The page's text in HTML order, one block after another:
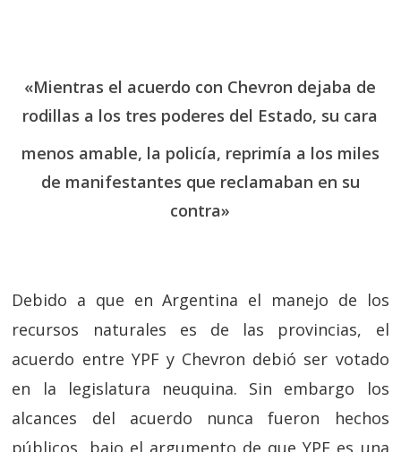
«Mientras el acuerdo con Chevron dejaba de
rodillas a los tres poderes del Estado, su cara
menos amable, la policía, reprimía a los miles
de manifestantes que reclamaban en su
contra»
Debido a que en Argentina el manejo de los
recursos naturales es de las provincias, el
acuerdo entre YPF y Chevron debió ser votado
en la legislatura neuquina. Sin embargo los
alcances del acuerdo nunca fueron hechos
públicos, bajo el argumento de que YPF es una